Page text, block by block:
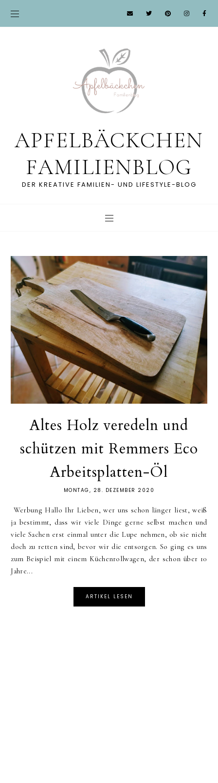
APFELBÄCKCHEN
FAMILIENBLOG
DER KREATIVE FAMILIEN- UND LIFESTYLE-BLOG
Altes Holz veredeln und
schützen mit Remmers Eco
Arbeitsplatten-Öl
MONTAG, 28. DEZEMBER 2020
Werbung Hallo Ihr Lieben, wer uns schon länger liest, weiß
ja bestimmt, dass wir viele Dinge gerne selbst machen und
viele Sachen erst einmal unter die Lupe nehmen, ob sie nicht
doch zu retten sind, bevor wir die entsorgen. So ging es uns
zum Beispiel mit einem Küchenrollwagen, der schon über 10
Jahre...
ARTIKEL LESEN